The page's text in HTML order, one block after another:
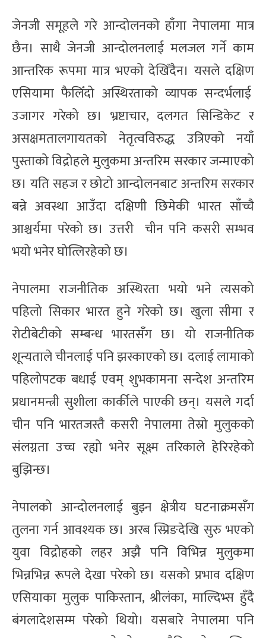
जेनजी समूहले गरे आन्दोलनको हाँगा नेपालमा मात्र
छैन। साथै जेनजी आन्दोलनलाई मलजल गर्ने काम
आन्तरिक रूपमा मात्र भएको देखिँदैन। यसले दक्षिण
एसियामा फैलिँदो अस्थिरताको व्यापक सन्दर्भलाई
उजागर गरेको छ। भ्रष्टाचार, दलगत सिन्डिकेट र
असक्षमतालगायतको नेतृत्वविरुद्ध उत्रिएको नयाँ
पुस्ताको विद्रोहले मुलुकमा अन्तरिम सरकार जन्माएको
छ। यति सहज र छोटो आन्दोलनबाट अन्तरिम सरकार
बन्ने अवस्था आउँदा दक्षिणी छिमेकी भारत साँच्चै
आश्चर्यमा परेको छ। उत्तरी चीन पनि कसरी सम्भव
भयो भनेर घोत्लिरहेको छ।
नेपालमा राजनीतिक अस्थिरता भयो भने त्यसको
पहिलो सिकार भारत हुने गरेको छ। खुला सीमा र
रोटीबेटीको सम्बन्ध भारतसँग छ। यो राजनीतिक
शून्यताले चीनलाई पनि झस्काएको छ। दलाई लामाको
पहिलोपटक बधाई एवम् शुभकामना सन्देश अन्तरिम
प्रधानमन्त्री सुशीला कार्कीले पाएकी छन्। यसले गर्दा
चीन पनि भारतजस्तै कसरी नेपालमा तेस्रो मुलुकको
संलग्नता उच्च रह्यो भनेर सूक्ष्म तरिकाले हेरिरहेको
बुझिन्छ।
नेपालको आन्दोलनलाई बुझ्न क्षेत्रीय घटनाक्रमसँग
तुलना गर्न आवश्यक छ। अरब स्प्रिङदेखि सुरु भएको
युवा विद्रोहको लहर अझै पनि विभिन्न मुलुकमा
भिन्नभिन्न रूपले देखा परेको छ। यसको प्रभाव दक्षिण
एसियाका मुलुक पाकिस्तान, श्रीलंका, माल्दिभ्स हुँदै
बंगलादेशसम्म परेको थियो। यसबारे नेपालमा पनि